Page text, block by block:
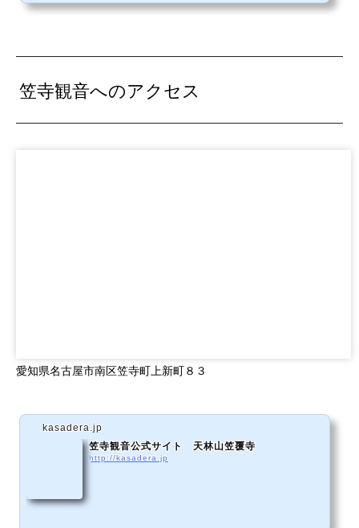
笠寺観音へのアクセス
愛知県名古屋市南区笠寺町上新町８３
kasadera.jp
笠寺観音公式サイト 天林山笠覆寺
http://kasadera.jp